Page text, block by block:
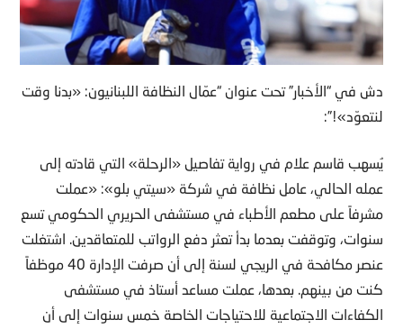
دش في “الأخبار” تحت عنوان “عمّال النظافة اللبنانيون: «بدنا وقت
لنتعوّد»!”:
يُسهب قاسم علام في رواية تفاصيل «الرحلة» التي قادته إلى
عمله الحالي، عامل نظافة في شركة «سيتي بلو»: «عملت
مشرفاً على مطعم الأطباء في مستشفى الحريري الحكومي تسع
سنوات، وتوقفت بعدما بدأ تعثر دفع الرواتب للمتعاقدين. اشتغلت
عنصر مكافحة في الريجي لسنة إلى أن صرفت الإدارة 40 موظفاً
كنت من بينهم. بعدها، عملت مساعد أستاذ في مستشفى
الكفاءات الاجتماعية للاحتياجات الخاصة خمس سنوات إلى أن